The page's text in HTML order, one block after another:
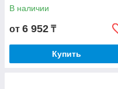
В наличии
от 6 952 ₸
Купить